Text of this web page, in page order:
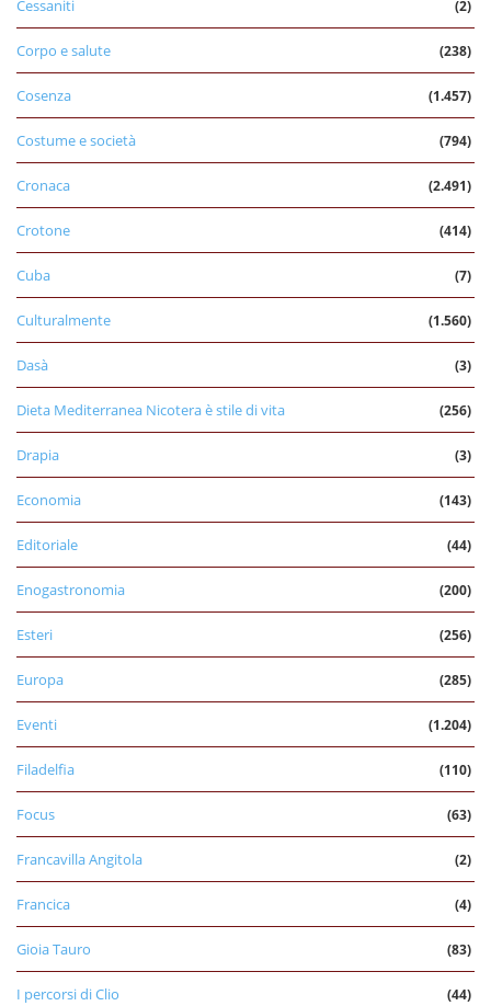
Cessaniti (2)
Corpo e salute (238)
Cosenza (1.457)
Costume e società (794)
Cronaca (2.491)
Crotone (414)
Cuba (7)
Culturalmente (1.560)
Dasà (3)
Dieta Mediterranea Nicotera è stile di vita (256)
Drapia (3)
Economia (143)
Editoriale (44)
Enogastronomia (200)
Esteri (256)
Europa (285)
Eventi (1.204)
Filadelfia (110)
Focus (63)
Francavilla Angitola (2)
Francica (4)
Gioia Tauro (83)
I percorsi di Clio (44)